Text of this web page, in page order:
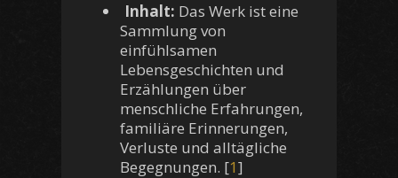
Inhalt: Das Werk ist eine
Sammlung von
einfühlsamen
Lebensgeschichten und
Erzählungen über
menschliche Erfahrungen,
familiäre Erinnerungen,
Verluste und alltägliche
Begegnungen. [1]